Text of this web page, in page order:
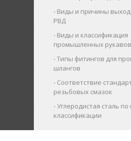
Виды и причины
РВД
Виды и классификация
промышленных рукавов
Типы фитингов для
шлангов
Соответствие
резьбовых смазок
Углеродистая сталь по
классификации